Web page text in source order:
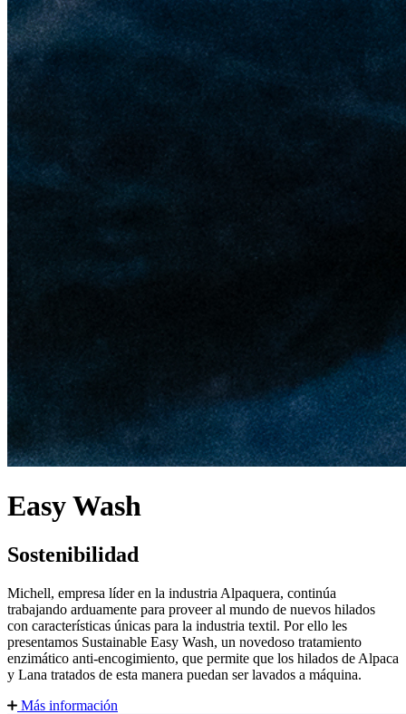
Easy Wash
Sostenibilidad
Michell, empresa líder en la industria Alpaquera, continúa
trabajando arduamente para proveer al mundo de nuevos hilados
con características únicas para la industria textil. Por ello les
presentamos Sustainable Easy Wash, un novedoso tratamiento
enzimático anti-encogimiento, que permite que los hilados de Alpaca
y Lana tratados de esta manera puedan ser lavados a máquina.
Más información